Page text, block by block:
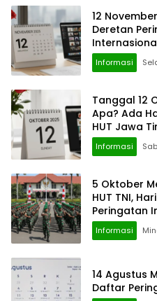
12
Deretan
Informasi
Tanggal 12
Apa? Ada
HUT Jawa
Informasi
5 Oktober
HUT TNI,
Peringatan
Informasi
14 Agustus
Daftar